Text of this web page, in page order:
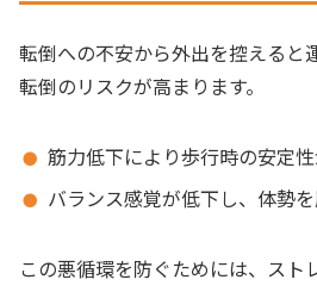
転倒への不安から外出を控えると
転倒のリスクが高まります。
筋力低下により歩行時の安定
バランス感覚が低下し、体勢
この悪循環を防ぐためには、スト